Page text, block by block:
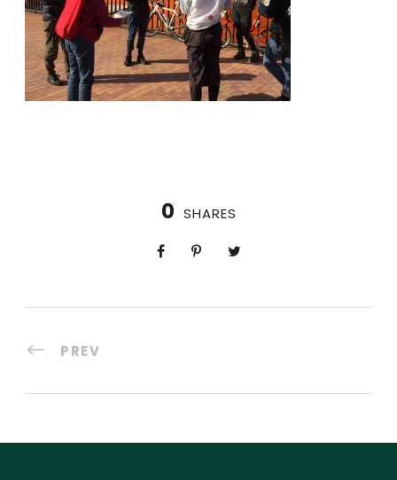
0 SHARES
PREV